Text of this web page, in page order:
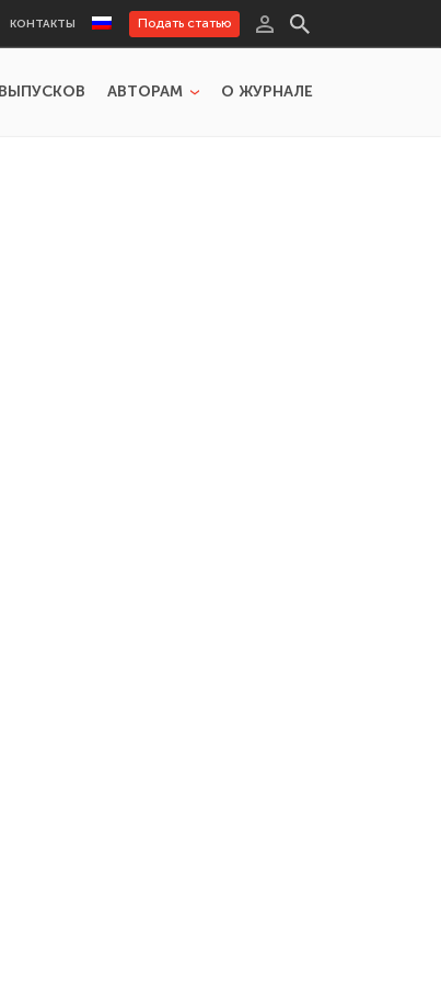
КОНТАКТЫ Подать статью
АВТОРАМ О ЖУРНАЛЕ